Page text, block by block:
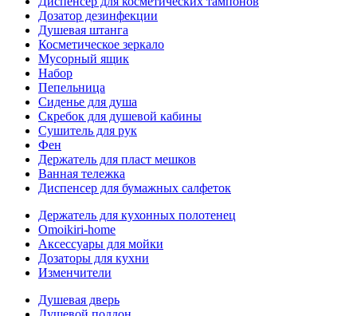
Дозатор дезинфекции
Душевая штанга
Косметическое зеркало
Мусорный ящик
Набор
Пепельница
Сиденье для душа
Скребок для душевой кабины
Сушитель для рук
Фен
Держатель для пласт мешков
Ванная тележка
Диспенсер для бумажных салфеток
Держатель для кухонных полотенец
Omoikiri-home
Аксессуары для мойки
Дозаторы для кухни
Изменчители
Душевая дверь